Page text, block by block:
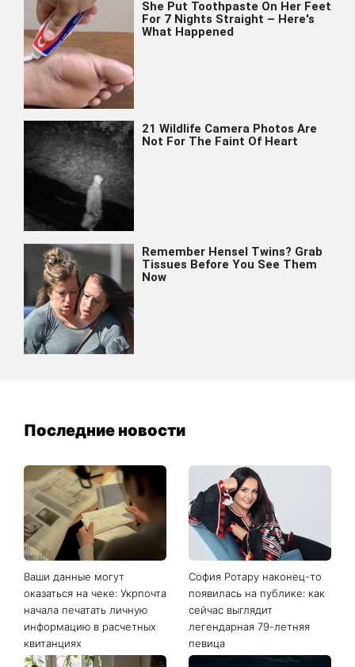
Последние новости
Ваши данные могут
оказаться на чеке: Укрпочта
начала печатать личную
информацию в расчетных
квитанциях
София Ротару наконец-то
появилась на публике: как
сейчас выглядит
легендарная 79-летняя
певица